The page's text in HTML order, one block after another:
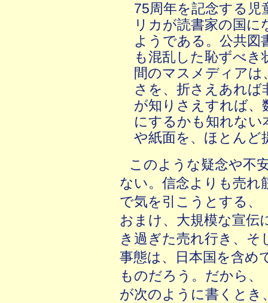
75周年を記念する児
リカが読書家の国
ようである。公共図
も混乱した恥ずべ
間のマスメディアは
さを、折さえあれ
が知りさえすれば、
にするかも知れな
や紙面を、ほとんど
このような疑念や不
ない。信念よりも売れ
で気を引こうとする
おまけ、大規模な宣伝
き過ぎた売れ行き、
事態は、日本国を含め
ものだろう。だから
が次のように書くとき